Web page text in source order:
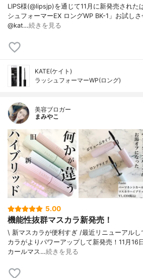
LIPS様(@lipsjp)を通じて11月に新発売された
シュフォーマーEX ロングWP BK-1」お試しさ
@kat…続きを見る
KATE(ケイト)
ラッシュフォーマーWP(ロング)
美容ブロガー
まみやこ
5.00
機能性抜群マスカラ新発売！
\ 新マスカラが便利すぎ /⁡⁡最近リニューアルし
カラがよりパワーアップして新発売！11月16
カールマス…続きを見る